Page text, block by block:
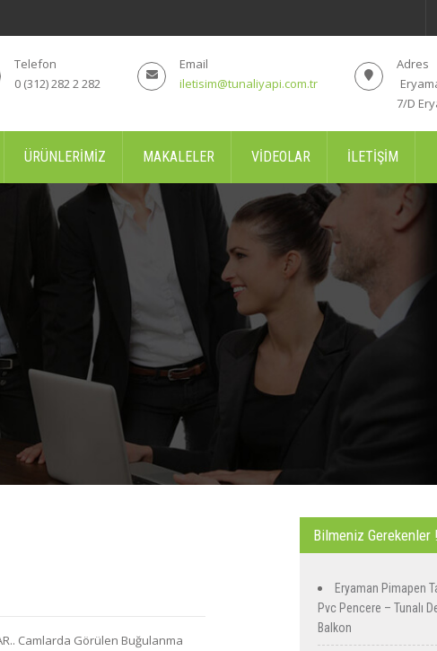
Adres
7/D
Email
iletisim@tunaliyapi.com.tr
Telefon
0 (312) 282 2 282
ÜRÜNLERIMIZ MAKALELER VIDEOLAR İLETIŞIM
Camlarda Görülen Buğulanma
Bilmeniz Gerekenler !
Eryaman Pimapen
Pvc Pencere – Tunalı
Balkon